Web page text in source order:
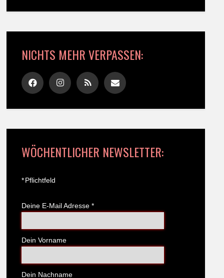
NICHTS MEHR VERPASSEN:
WÖCHENTLICHER NEWSLETTER:
*Pflichtfeld
Deine E-Mail Adresse *
Dein Vorname
Dein Nachname